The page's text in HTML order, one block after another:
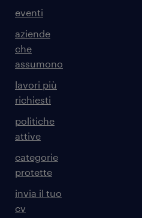
eventi
aziende
che
assumono
lavori più
richiesti
politiche
attive
categorie
protette
invia il tuo
cv